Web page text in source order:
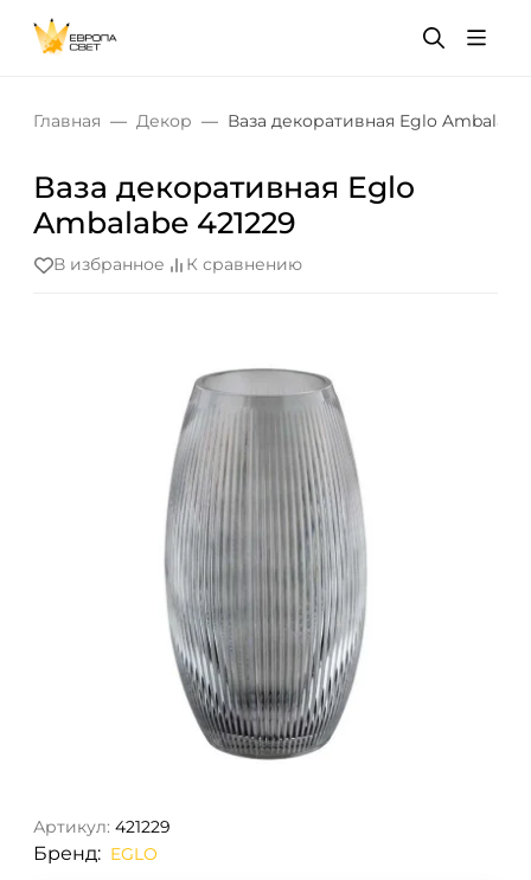
Главная Декор Ваза декоративная Eglo Ambalabe
Ваза декоративная Eglo
Ambalabe 421229
В избранное К сравнению
Артикул: 421229
Бренд: EGLO